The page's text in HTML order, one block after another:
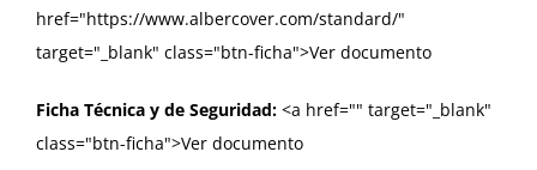
href="https://www.albercover.com/standard/"
target="_blank" class="btn-ficha">Ver documento
Ficha Técnica y de Seguridad: <a href="" target="_blank"
class="btn-ficha">Ver documento